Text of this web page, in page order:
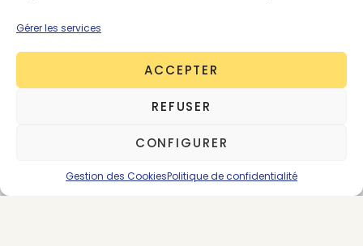
Gérer les services
ACCEPTER
REFUSER
CONFIGURER
Gestion des CookiesPolitique de confidentialité
Multi -auteurs
43 posts